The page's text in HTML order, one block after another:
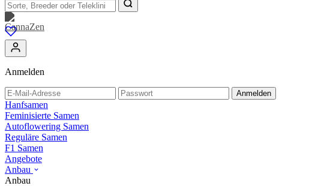
Anmelden
Anmelden
Hanfsamen
Feminisierte Samen
Autoflowering Samen
Reguläre Samen
F1 Samen
Angebote
Anbau
Anbau